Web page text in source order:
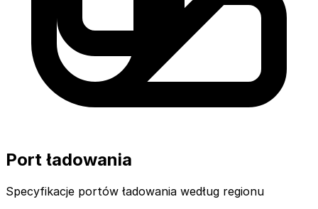
Port ładowania
Specyfikacje portów ładowania według regionu